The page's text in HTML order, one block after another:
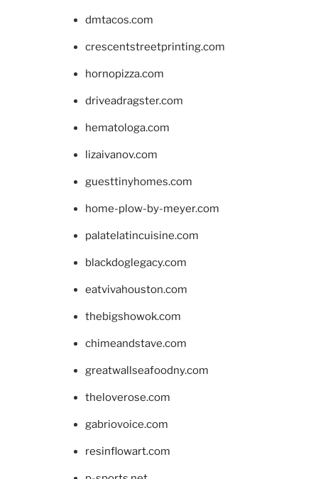
dmtacos.com
crescentstreetprinting.com
hornopizza.com
driveadragster.com
hematologa.com
lizaivanov.com
guesttinyhomes.com
home-plow-by-meyer.com
palatelatincuisine.com
blackdoglegacy.com
eatvivahouston.com
thebigshowok.com
chimeandstave.com
greatwallseafoodny.com
theloverose.com
gabriovoice.com
resinflowart.com